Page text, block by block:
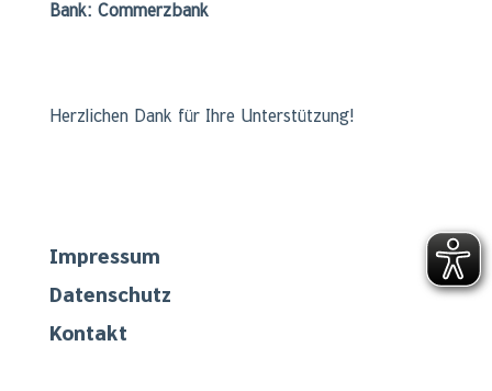
Bank: Commerzbank
Herzlichen Dank für Ihre Unterstützung!
Impressum
Datenschutz
Kontakt